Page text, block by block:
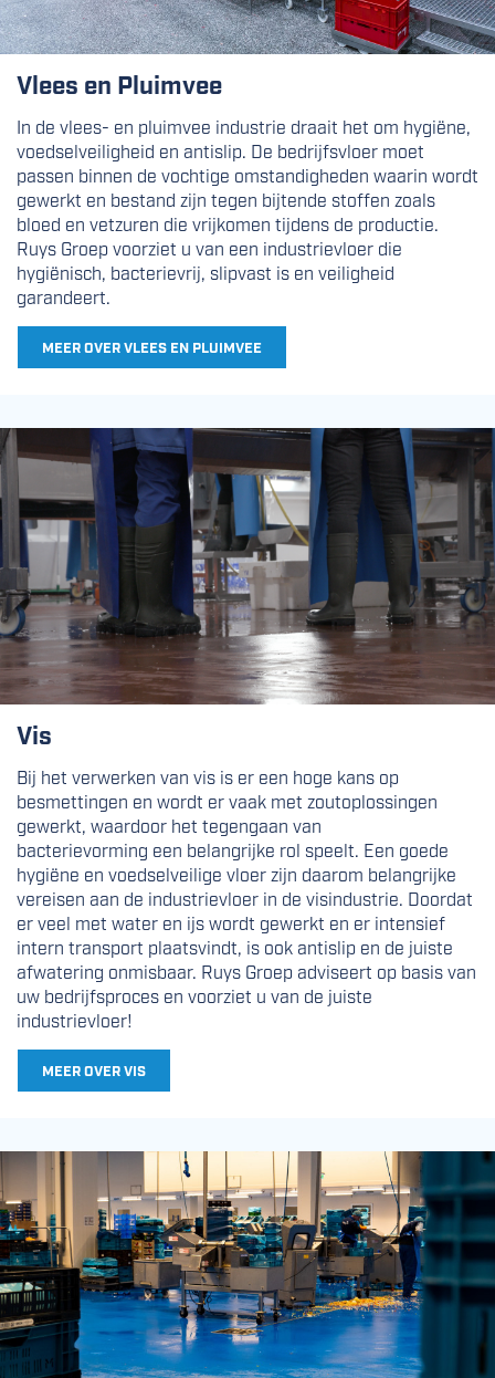
Vlees en Pluimvee
In de vlees- en pluimvee industrie draait het om hygiëne,
voedselveiligheid en antislip. De bedrijfsvloer moet
passen binnen de vochtige omstandigheden waarin wordt
gewerkt en bestand zijn tegen bijtende stoffen zoals
bloed en vetzuren die vrijkomen tijdens de productie.
Ruys Groep voorziet u van een industrievloer die
hygiënisch, bacterievrij, slipvast is en veiligheid
garandeert.
MEER OVER VLEES EN PLUIMVEE
Vis
Bij het verwerken van vis is er een hoge kans op
besmettingen en wordt er vaak met zoutoplossingen
gewerkt, waardoor het tegengaan van
bacterievorming een belangrijke rol speelt. Een goede
hygiëne en voedselveilige vloer zijn daarom belangrijke
vereisen aan de industrievloer in de visindustrie. Doordat
er veel met water en ijs wordt gewerkt en er intensief
intern transport plaatsvindt, is ook antislip en de juiste
afwatering onmisbaar. Ruys Groep adviseert op basis van
uw bedrijfsproces en voorziet u van de juiste
industrievloer!
MEER OVER VIS